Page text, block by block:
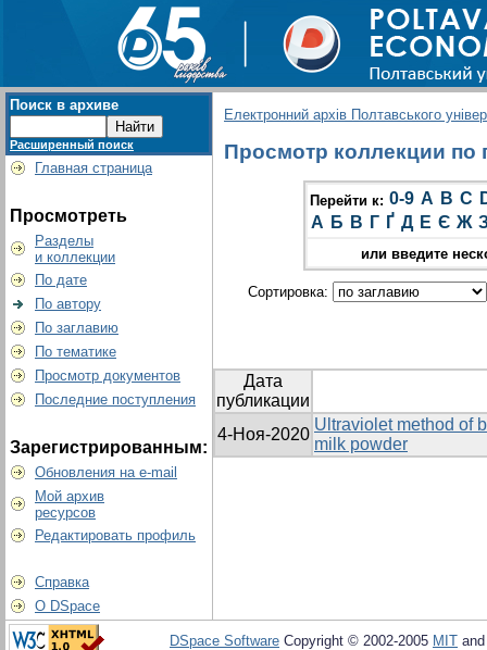
Поиск в архиве
Расширенный поиск
Главная страница
Просмотреть
Разделы
и коллекции
По дате
По автору
По заглавию
По тематике
Просмотр документов
Последние поступления
Зарегистрированным:
Обновления на e-mail
Мой архив
ресурсов
Редактировать профиль
Справка
О DSpace
Електронний архів Полтавського
Просмотр коллекции по
Перейти к: 0-9 A B C
А Б В Г Ґ Д Е Є Ж
или введите
Сортировка:
Дата
публикации
4-Ноя-2020
Ultraviolet method of
milk powder
DSpace Software Copyright © 2002-2005 MIT